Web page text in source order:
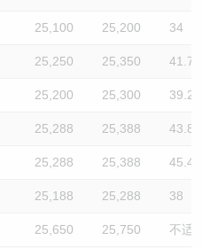
25,100 25,200 34
25,250 25,350 41.7
25,200 25,300 39.2
25,288 25,388 43.8
25,288 25,388 45.4
25,188 25,288 38
25,650 25,750 不适